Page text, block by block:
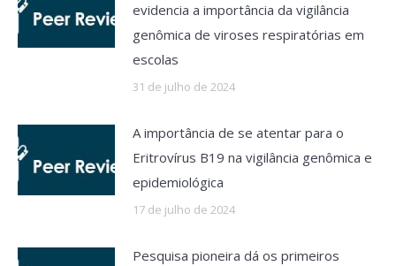
evidencia a importância da vigilância
genômica de viroses respiratórias em
escolas
31 de julho de 2024
A importância de se atentar para o
Eritrovírus B19 na vigilância genômica e
epidemiológica
17 de julho de 2024
Pesquisa pioneira dá os primeiros